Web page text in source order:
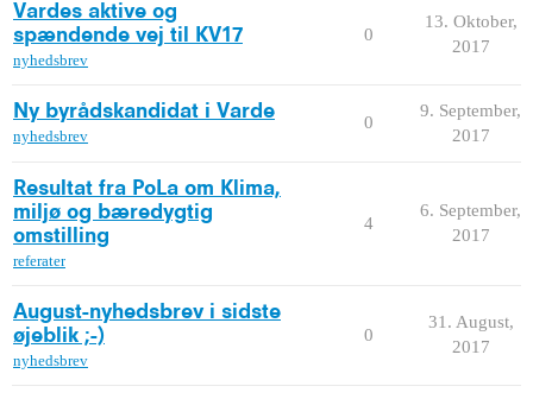
Vardes aktive og
spændende vej til KV17
nyhedsbrev
0
13. Oktober,
2017
Ny byrådskandidat i Varde
nyhedsbrev
0
9. September,
2017
Resultat fra PoLa om Klima,
miljø og bæredygtig
omstilling
referater
4
6. September,
2017
August-nyhedsbrev i sidste
øjeblik ;-)
nyhedsbrev
0
31. August,
2017